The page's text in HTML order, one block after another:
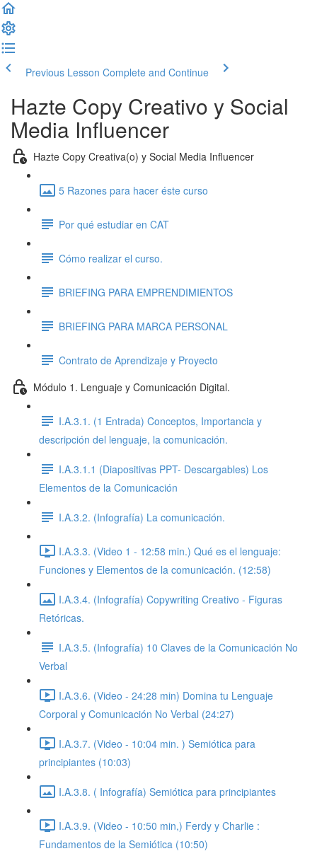
Previous Lesson Complete and Continue
Hazte Copy Creativo y Social
Media Influencer
Hazte Copy Creativa(o) y Social Media Influencer
5 Razones para hacer éste curso
Por qué estudiar en CAT
Cómo realizar el curso.
BRIEFING PARA EMPRENDIMIENTOS
BRIEFING PARA MARCA PERSONAL
Contrato de Aprendizaje y Proyecto
Módulo 1. Lenguaje y Comunicación Digital.
I.A.3.1. (1 Entrada) Conceptos, Importancia y
descripción del lenguaje, la comunicación.
I.A.3.1.1 (Diapositivas PPT- Descargables) Los
Elementos de la Comunicación
I.A.3.2. (Infografía) La comunicación.
I.A.3.3. (Video 1 - 12:58 min.) Qué es el lenguaje:
Funciones y Elementos de la comunicación. (12:58)
I.A.3.4. (Infografía) Copywriting Creativo - Figuras
Retóricas.
I.A.3.5. (Infografía) 10 Claves de la Comunicación No
Verbal
I.A.3.6. (Video - 24:28 min) Domina tu Lenguaje
Corporal y Comunicación No Verbal (24:27)
I.A.3.7. (Video - 10:04 min. ) Semiótica para
principiantes (10:03)
I.A.3.8. ( Infografía) Semiótica para principiantes
I.A.3.9. (Video - 10:50 min,) Ferdy y Charlie :
Fundamentos de la Semiótica (10:50)